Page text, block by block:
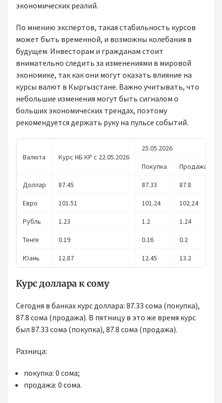
экономических реалий.
По мнению экспертов, такая стабильность курсов
может быть временной, и возможны колебания в
будущем. Инвесторам и гражданам стоит
внимательно следить за изменениями в мировой
экономике, так как они могут оказать влияние на
курсы валют в Кыргызстане. Важно учитывать, что
небольшие изменения могут быть сигналом о
больших экономических трендах, поэтому
рекомендуется держать руку на пульсе событий.
Валюта Курс НБ КР с 22.05.2026
25.05.2026
Покупка Продажа
Доллар 87.45 87.33 87.8
Евро 101.51 101.24 102.24
Рубль 1.23 1.2 1.24
Тенге 0.19 0.16 0.2
Юань 12.87 12.45 13.2
Курс доллара к сому
Сегодня в банках курс доллара: 87.33 сома (покупка),
87.8 сома (продажа). В пятницу в это же время курс
был 87.33 сома (покупка), 87.8 сома (продажа).
Разница:
покупка: 0 сома;
продажа: 0 сома.